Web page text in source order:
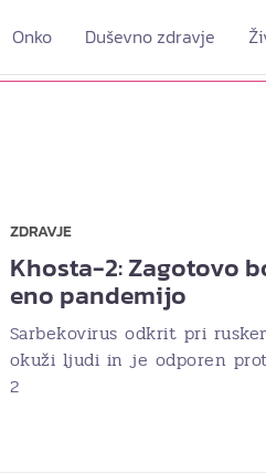
Onko Duševno zdravje
ZDRAVJE
Khosta-2: Zagotovo
eno pandemijo
Sarbekovirus odkrit pri
okuži ljudi in je odporen
2